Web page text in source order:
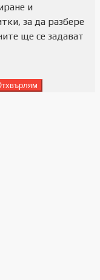
и
за да разбере
ще се задават